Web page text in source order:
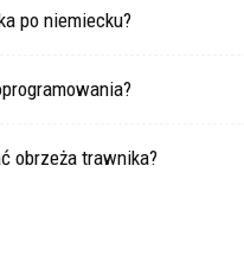
po niemiecku?
obrzeża trawnika?